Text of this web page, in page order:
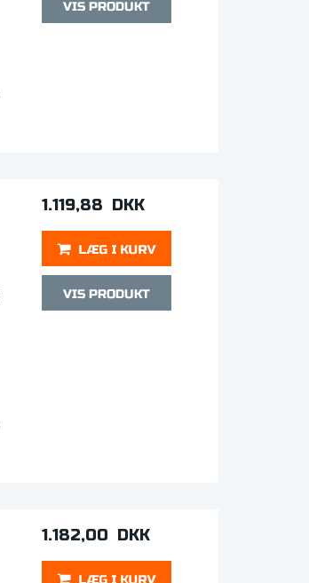
1.119,88 DKK
1.182,00 DKK